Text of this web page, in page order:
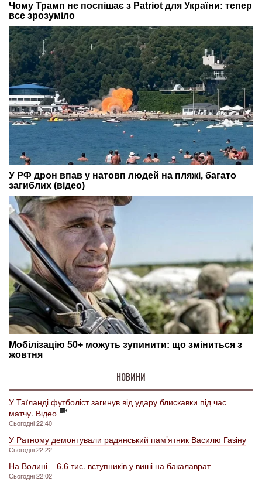
НОВИНИ
У Таїланді футболіст загинув від удару блискавки під час
матчу. Відео
Сьогодні 22:40
У Ратному демонтували радянський пам’ятник Василю Газіну
Сьогодні 22:22
На Волині – 6,6 тис. вступників у виші на бакалаврат
Сьогодні 22:02